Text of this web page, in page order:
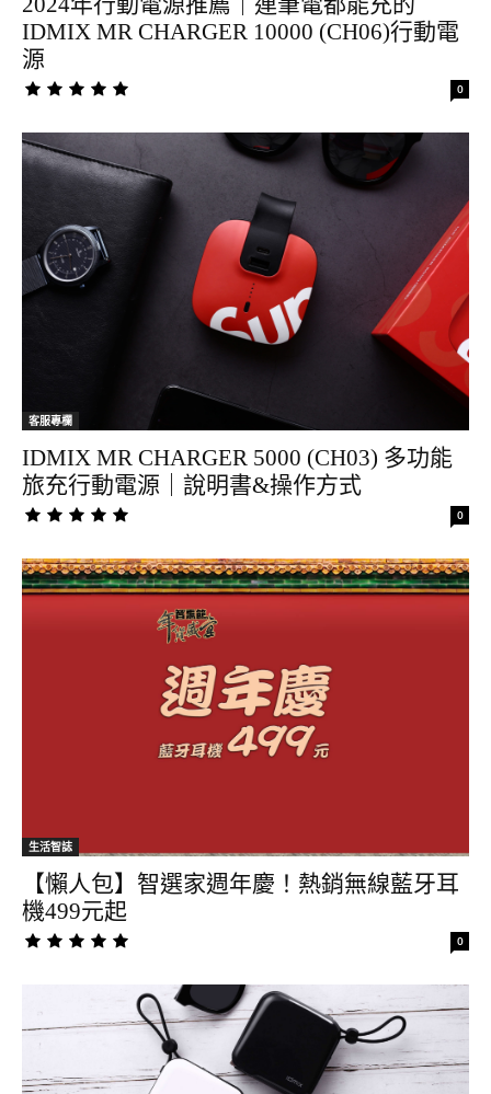
IDMIX MR CHARGER 10000 (CH06)行動電
源
0
客服專欄
IDMIX MR CHARGER 5000 (CH03) 多功能
旅充行動電源｜說明書&操作方式
0
生活智誌
【懶人包】智選家週年慶！熱銷無線藍牙耳
機499元起
0